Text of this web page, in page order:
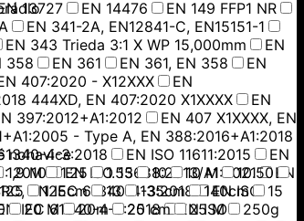
nohavice
13727 EN 14476
EN 149 FFP1 NR
EN 341-2A, EN12841-C, EN15151-1
EN 343 Trieda 3:1 X WP 15,000mm
EN
358 EN 361 EN 361, EN 358
EN
407:2020 - X12XXX
EN
444XD, EN 407:2020 X1XXXX
EN
397:2012+A1:2012
EN 407 X1XXXX, EN
- Type A, EN 388:2016+A1:2018
4-3:2018 EN ISO 11611:2015
EN
2010 EN ISO 13688:2013/A1:2021
EN
EN IEC 61340-4-3:2018
EN ISO
IEC 61340-4-3:2018
EN ISO
1,9 M 1.25 1.55 10 10 M
10.50
125 125cm 13 135cm 140cm
15
20 M 20m 25 cm 25 M
250g